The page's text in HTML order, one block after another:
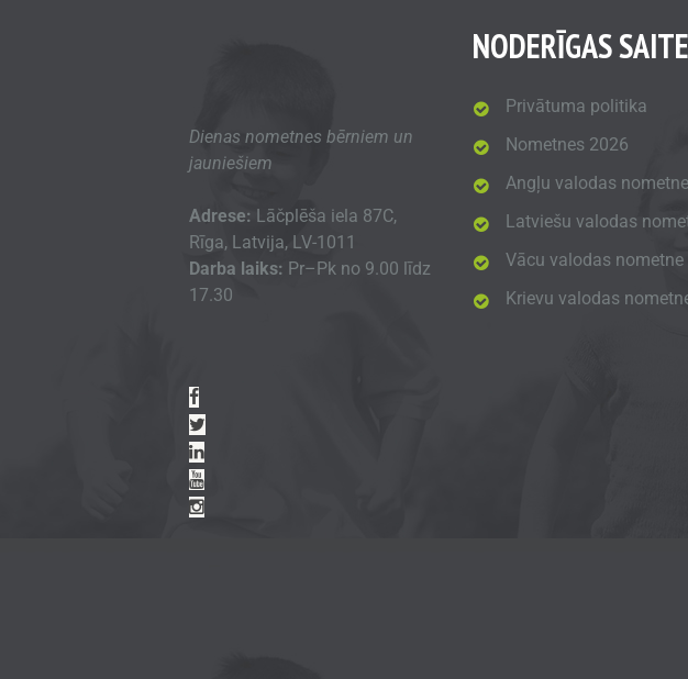
Dienas nometnes bērniem un
jauniešiem
Adrese: Lāčplēša iela 87C,
Rīga, Latvija, LV-1011
Darba laiks: Pr–Pk no 9.00 līdz
17.30
NODERĪGAS
Privātuma politika
Nometnes 2026
Angļu valodas
Latviešu valodas
Vācu valodas nometne
Krievu valodas